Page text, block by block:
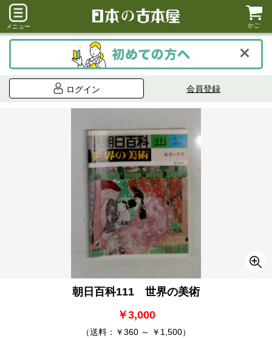
メニュー かご
ログイン 会員登録
朝日百科111 世界の美術
￥3,000
（送料：￥360 ～ ￥1,500）